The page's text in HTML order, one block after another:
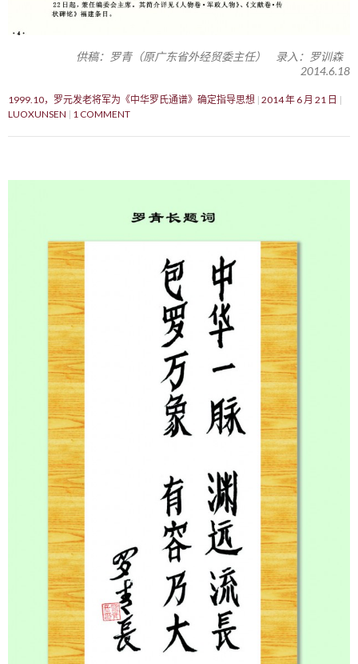
供稿：罗青（原广东省外经贸委主任） 录入：罗训森
2014.6.18
1999.10，罗元发老将军为《中华罗氏通谱》确定指导思想 2014 年 6 月 21 日
LUOXUNSEN
1 COMMENT